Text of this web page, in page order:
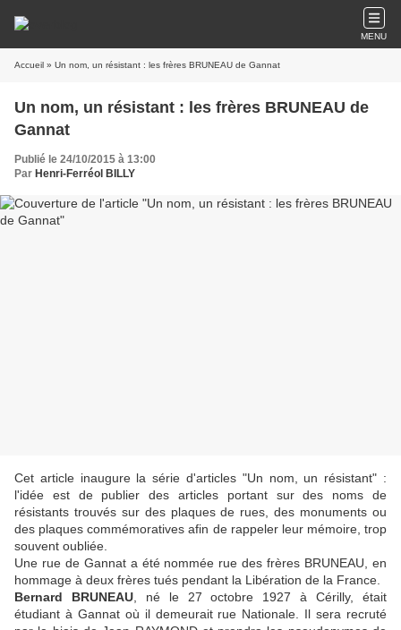
MENU
Accueil » Un nom, un résistant : les frères BRUNEAU de Gannat
Un nom, un résistant : les frères BRUNEAU de
Gannat
Publié le 24/10/2015 à 13:00
Par Henri-Ferréol BILLY
Cet article inaugure la série d'articles "Un nom, un résistant" :
l'idée est de publier des articles portant sur des noms de
résistants trouvés sur des plaques de rues, des monuments ou
des plaques commémoratives afin de rappeler leur mémoire, trop
souvent oubliée.
Une rue de Gannat a été nommée rue des frères BRUNEAU, en
hommage à deux frères tués pendant la Libération de la France.
Bernard BRUNEAU, né le 27 octobre 1927 à Cérilly, était
étudiant à Gannat où il demeurait rue Nationale. Il sera recruté